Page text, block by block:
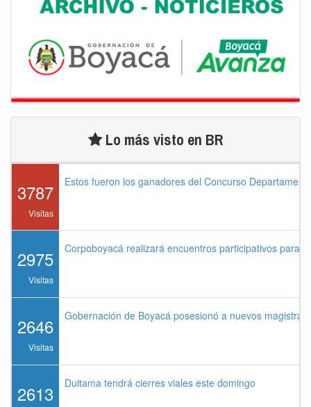
Lo más visto en BR
3787
Visitas
Estos fueron los ganadores del Concurso
2975
Visitas
Corpoboyacá realizará encuentros participativos para
2646
Visitas
Gobernación de Boyacá posesionó a nuevos
2613 Duitama tendrá cierres viales este domingo